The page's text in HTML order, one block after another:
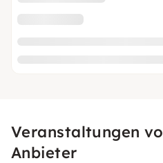
Veranstaltungen
Anbieter